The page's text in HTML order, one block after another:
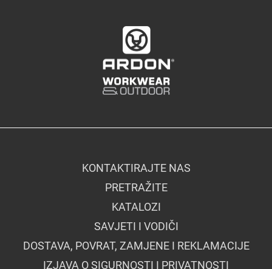
KONTAKTIRAJTE NAS
PRETRAŽITE
KATALOZI
SAVJETI I VODIČI
DOSTAVA, POVRAT, ZAMJENE I REKLAMACIJE
IZJAVA O SIGURNOSTI I PRIVATNOSTI